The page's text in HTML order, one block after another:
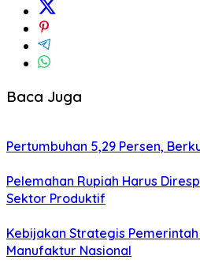
Baca Juga
Pertumbuhan 5,29 Persen,
Pelemahan Rupiah Harus
Sektor Produktif
Kebijakan Strategis Pemerintah
Manufaktur Nasional